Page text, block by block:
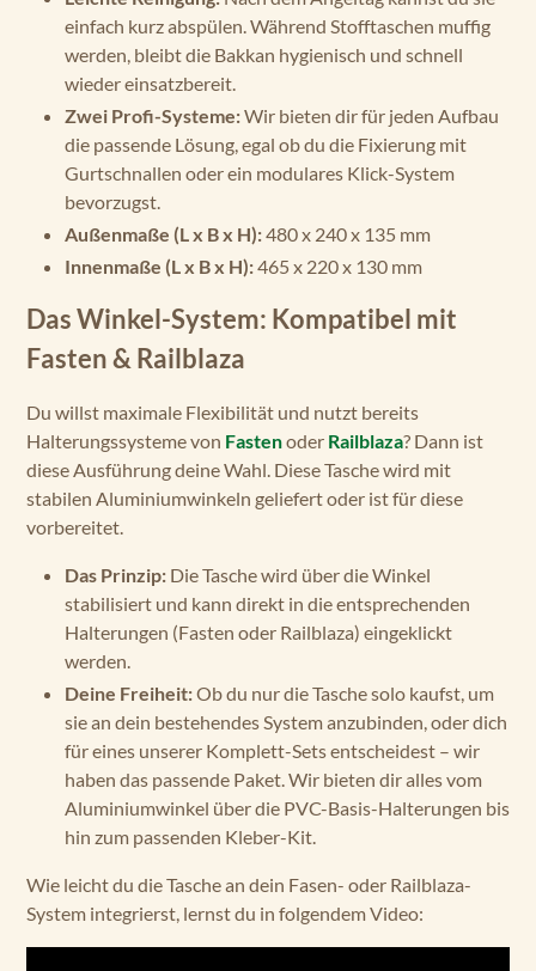
einfach kurz abspülen. Während Stofftaschen muffig
werden, bleibt die Bakkan hygienisch und schnell
wieder einsatzbereit.
Zwei Profi-Systeme:Wir bieten dir für jeden Aufbau
die passende Lösung, egal ob du die Fixierung mit
Gurtschnallen oder ein modulares Klick-System
bevorzugst.
Außenmaße (L x B x H):480 x 240 x 135 mm
Innenmaße (L x B x H):465 x 220 x 130 mm
Das Winkel-System: Kompatibel mit
Fasten & Railblaza
Du willst maximale Flexibilität und nutzt bereits
Halterungssysteme von Fastenoder Railblaza? Dann ist
diese Ausführung deine Wahl. Diese Tasche wird mit
stabilen Aluminiumwinkeln geliefert oder ist für diese
vorbereitet.
Das Prinzip: Die Tasche wird über die Winkel
stabilisiert und kann direkt in die entsprechenden
Halterungen (Fasten oder Railblaza) eingeklickt
werden.
Deine Freiheit:Ob du nur die Tasche solo kaufst, um
sie an dein bestehendes System anzubinden, oder dich
für eines unserer Komplett-Sets entscheidest – wir
haben das passende Paket. Wir bieten dir alles vom
Aluminiumwinkel über die PVC-Basis-Halterungen bis
hin zum passenden Kleber-Kit.
Wie leicht du die Tasche an dein Fasen- oder Railblaza-
System integrierst, lernst du in folgendem Video: